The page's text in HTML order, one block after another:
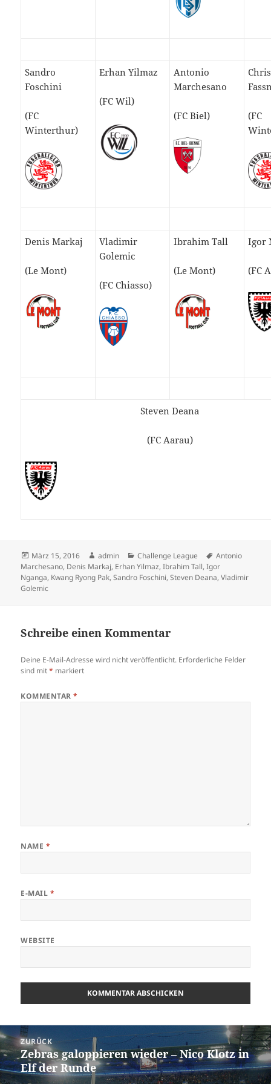
Sandro
Foschini
(FC
Winterthur)
Erhan Yilmaz
(FC Wil)
Antonio
Marchesano
(FC Biel)
(FC
Denis Markaj
(Le Mont)
Vladimir
Golemic
(FC Chiasso)
Ibrahim Tall
(Le Mont)
Igor
(FC
Steven Deana
(FC Aarau)
Veröffentlicht
am
März 15, 2016 Autor
admin Kategorien
Challenge League Schlagwörter
Antonio
Marchesano, Denis Markaj, Erhan Yilmaz,Ibrahim Tall,Igor
Nganga, Kwang Ryong Pak,Sandro Foschini,Steven Deana,Vladimir
Golemic
Schreibe einen Kommentar
Deine E-Mail-Adresse wird nicht veröffentlicht. Erforderliche Felder
sind mit* markiert
KOMMENTAR*
NAME *
E-MAIL *
WEBSITE
Beitrags-
Navigation
ZURÜCK
Vorheriger
Beitrag:
Zebras galoppieren wieder – Nico Klotz in
Elf der Runde